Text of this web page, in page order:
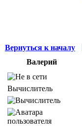
Вернуться к началу
Валерий
Вычислитель